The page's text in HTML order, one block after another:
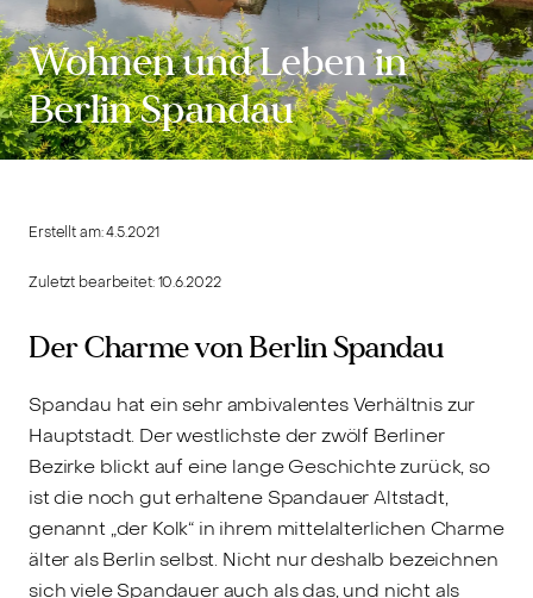
Wohnen und Leben in
Berlin Spandau
Erstellt am:4.5.2021
Zuletzt bearbeitet:10.6.2022
Der Charme von Berlin Spandau
Spandau hat ein sehr ambivalentes Verhältnis zur
Hauptstadt. Der westlichste der zwölf Berliner
Bezirke blickt auf eine lange Geschichte zurück, so
ist die noch gut erhaltene Spandauer Altstadt,
genannt „der Kolk“ in ihrem mittelalterlichen Charme
älter als Berlin selbst. Nicht nur deshalb bezeichnen
sich viele Spandauer auch als das, und nicht als